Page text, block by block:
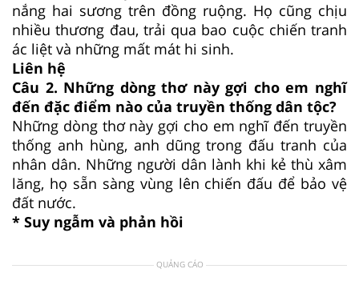
nắng hai sương trên đồng ruộng. Họ cũng chịu
nhiều thương đau, trải qua bao cuộc chiến tranh
ác liệt và những mất mát hi sinh.
Liên hệ
Câu 2. Những dòng thơ này gợi cho em nghĩ
đến đặc điểm nào của truyền thống dân tộc?
Những dòng thơ này gợi cho em nghĩ đến truyền
thống anh hùng, anh dũng trong đấu tranh của
nhân dân. Những người dân lành khi kẻ thù xâm
lăng, họ sẵn sàng vùng lên chiến đấu để bảo vệ
đất nước.
* Suy ngẫm và phản hồi
QUẢNG CÁO